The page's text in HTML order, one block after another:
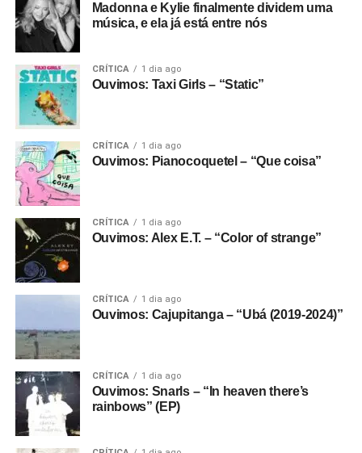
Madonna e Kylie finalmente dividem uma
música, e ela já está entre nós
CRÍTICA 1 dia ago
Ouvimos: Taxi Girls – “Static”
CRÍTICA 1 dia ago
Ouvimos: Pianocoquetel – “Que coisa”
CRÍTICA 1 dia ago
Ouvimos: Alex E.T. – “Color of strange”
CRÍTICA 1 dia ago
Ouvimos: Cajupitanga – “Ubá (2019-2024)”
CRÍTICA 1 dia ago
Ouvimos: Snarls – “In heaven there’s
rainbows” (EP)